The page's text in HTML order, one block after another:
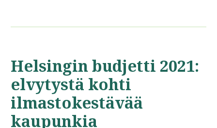
Helsingin budjetti 2021:
elvytystä kohti
ilmastokestävää
kaupunkia